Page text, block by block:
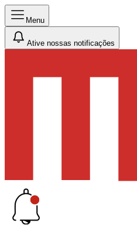
Menu
Ative nossas notificações